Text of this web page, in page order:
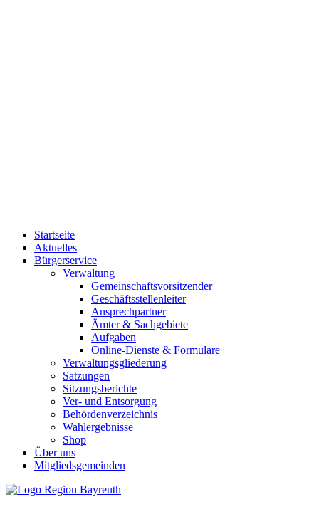
Startseite
Aktuelles
Bürgerservice
Verwaltung
Gemeinschaftsvorsitzender
Geschäftsstellenleiter
Ansprechpartner
Ämter & Sachgebiete
Aufgaben
Online-Dienste & Formulare
Verwaltungsgliederung
Satzungen
Sitzungsberichte
Ver- und Entsorgung
Behördenverzeichnis
Wahlergebnisse
Shop
Über uns
Mitgliedsgemeinden